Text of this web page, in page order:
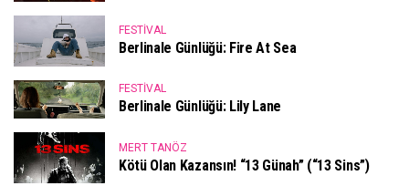
FESTIVAL
Berlinale Günlüğü: Fire At Sea
FESTIVAL
Berlinale Günlüğü: Lily Lane
MERT TANÖZ
Kötü Olan Kazansın! “13 Günah” (“13 Sins”)